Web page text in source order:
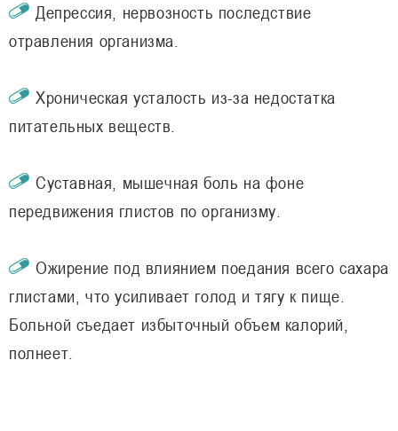
Депрессия, нервозность последствие
отравления организма.
Хроническая усталость из-за недостатка
питательных веществ.
Суставная, мышечная боль на фоне
передвижения глистов по организму.
Ожирение под влиянием поедания всего сахара
глистами, что усиливает голод и тягу к пище.
Больной съедает избыточный объем калорий,
полнеет.